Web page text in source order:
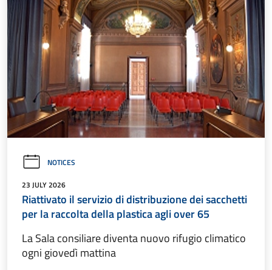
NOTICES
23 JULY 2026
Riattivato il servizio di distribuzione dei sacchetti
per la raccolta della plastica agli over 65
La Sala consiliare diventa nuovo rifugio climatico
ogni giovedì mattina